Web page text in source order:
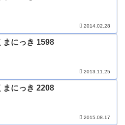
2014.02.28
まにっき 1598
2013.11.25
まにっき 2208
2015.08.17